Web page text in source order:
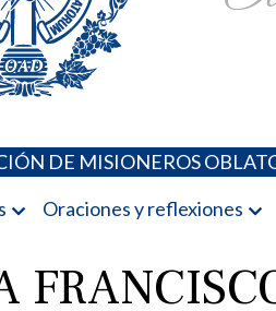
DE MISIONEROS
Oraciones y reflexiones